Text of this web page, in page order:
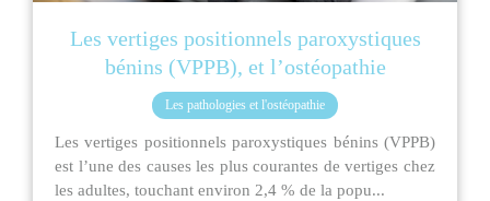
Les vertiges positionnels paroxystiques
bénins (VPPB), et l’ostéopathie
Les pathologies et l'ostéopathie
Les vertiges positionnels paroxystiques bénins (VPPB)
est l’une des causes les plus courantes de vertiges chez
les adultes, touchant environ 2,4 % de la popu...